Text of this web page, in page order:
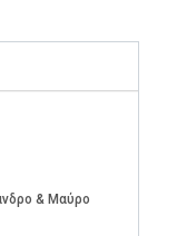
& Μαύρο